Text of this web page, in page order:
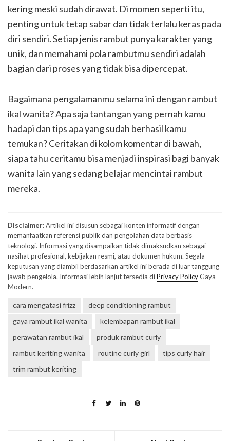
kering meski sudah dirawat. Di momen seperti itu,
penting untuk tetap sabar dan tidak terlalu keras pada
diri sendiri. Setiap jenis rambut punya karakter yang
unik, dan memahami pola rambutmu sendiri adalah
bagian dari proses yang tidak bisa dipercepat.
Bagaimana pengalamanmu selama ini dengan rambut
ikal wanita? Apa saja tantangan yang pernah kamu
hadapi dan tips apa yang sudah berhasil kamu
temukan? Ceritakan di kolom komentar di bawah,
siapa tahu ceritamu bisa menjadi inspirasi bagi banyak
wanita lain yang sedang belajar mencintai rambut
mereka.
Disclaimer:Artikel ini disusun sebagai konten informatif dengan
memanfaatkan referensi publik dan pengolahan data berbasis
teknologi. Informasi yang disampaikan tidak dimaksudkan sebagai
nasihat profesional, kebijakan resmi, atau dokumen hukum. Segala
keputusan yang diambil berdasarkan artikel ini berada di luar tanggung
jawab pengelola. Informasi lebih lanjut tersedia diPrivacy PolicyGaya
Modern.
cara mengatasi frizz
deep conditioning rambut
gaya rambut ikal wanita
kelembapan rambut ikal
perawatan rambut ikal
produk rambut curly
rambut keriting wanita
routine curly girl
tips curly hair
trim rambut keriting